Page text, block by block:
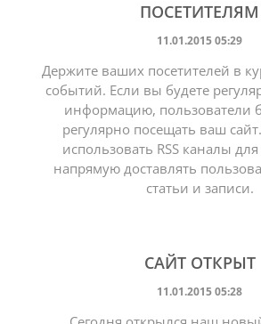
ПОСЕТИТЕЛЯМ
11.01.2015 05:29
Держите ваших посетителей в
событий. Если вы будете
информацию, пользователи
регулярно посещать ваш
использовать RSS каналы
напрямую доставлять
статьи и записи.
САЙТ ОТКРЫТ
11.01.2015 05:28